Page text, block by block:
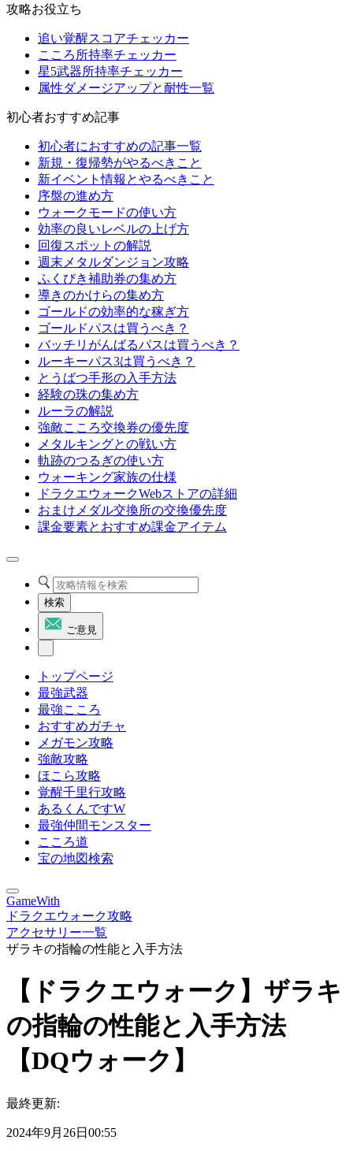
攻略お役立ち
追い覚醒スコアチェッカー
こころ所持率チェッカー
星5武器所持率チェッカー
属性ダメージアップと耐性一覧
初心者おすすめ記事
初心者におすすめの記事一覧
新規・復帰勢がやるべきこと
新イベント情報とやるべきこと
序盤の進め方
ウォークモードの使い方
効率の良いレベルの上げ方
回復スポットの解説
週末メタルダンジョン攻略
ふくびき補助券の集め方
導きのかけらの集め方
ゴールドの効率的な稼ぎ方
ゴールドパスは買うべき？
バッチリがんばるパスは買うべき？
ルーキーパス3は買うべき？
とうばつ手形の入手方法
経験の珠の集め方
ルーラの解説
強敵こころ交換券の優先度
メタルキングとの戦い方
軌跡のつるぎの使い方
ウォーキング家族の仕様
ドラクエウォークWebストアの詳細
おまけメダル交換所の交換優先度
課金要素とおすすめ課金アイテム
検索
ご意見
トップページ
最強武器
最強こころ
おすすめガチャ
メガモン攻略
強敵攻略
ほこら攻略
覚醒千里行攻略
あるくんですW
最強仲間モンスター
こころ道
宝の地図検索
GameWith
ドラクエウォーク攻略
アクセサリー一覧
ザラキの指輪の性能と入手方法
【ドラクエウォーク】ザラキ
の指輪の性能と入手方法
【DQウォーク】
最終更新:
2024年9月26日00:55